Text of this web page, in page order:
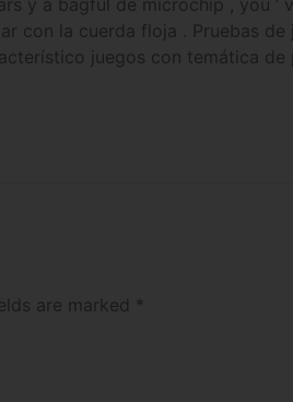
y a bagful de microchip , you
con la cuerda floja . Pruebas
juegos con temática
are marked *